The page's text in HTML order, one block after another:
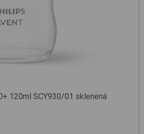
120ml SCY930/01 sklenená